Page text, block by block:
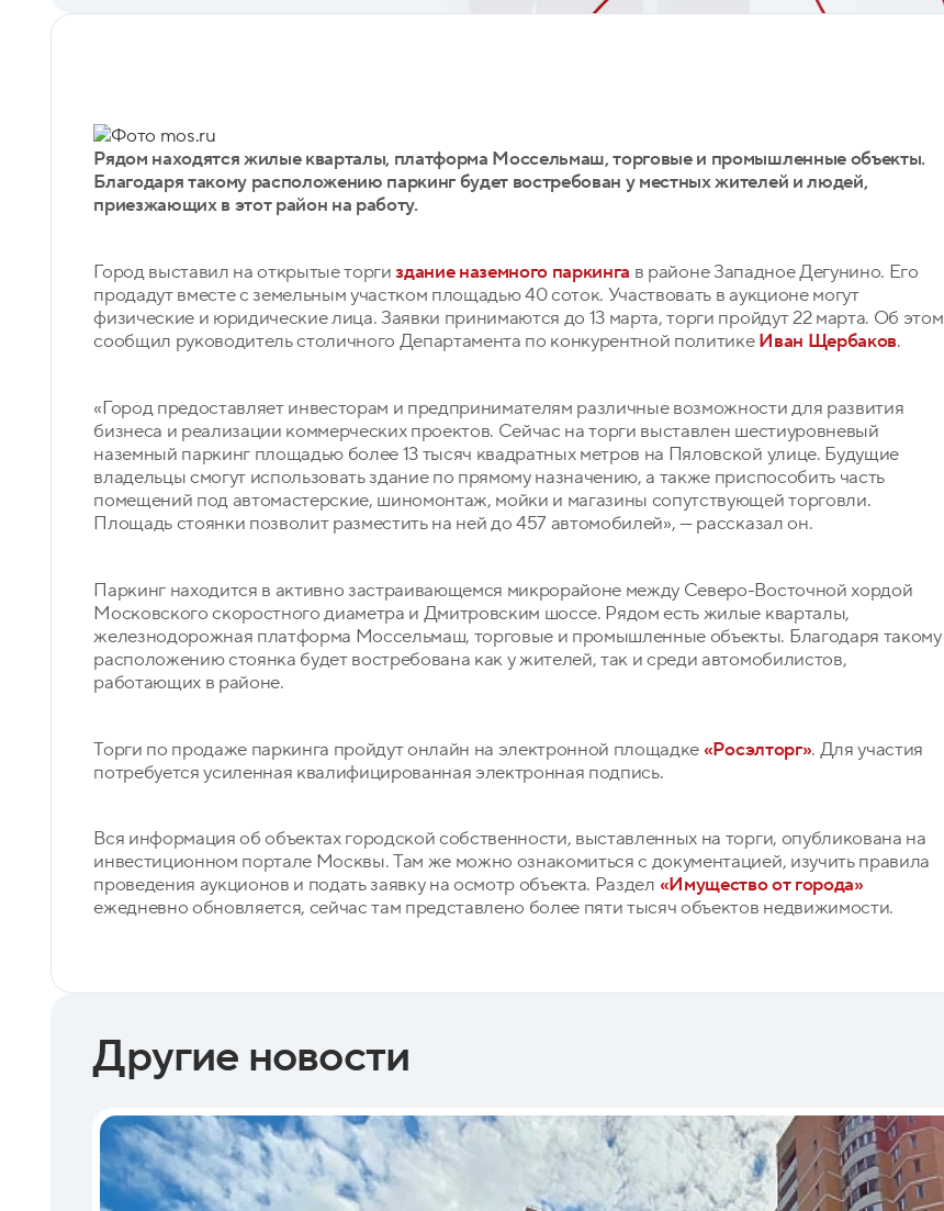
Фото mos.ru
Рядом находятся жилые кварталы, платформа Моссельмаш, торговые и промышленные объекты.
Благодаря такому расположению паркинг будет востребован у местных жителей и людей,
приезжающих в этот район на работу.
Город выставил на открытые торгиздание наземного паркинга в районе Западное Дегунино. Его
продадут вместе с земельным участком площадью 40 соток. Участвовать в аукционе могут
физические и юридические лица. Заявки принимаются до 13 марта, торги пройдут 22 марта. Об этом
сообщил руководитель столичного Департамента по конкурентной политикеИван Щербаков.
«Город предоставляет инвесторам и предпринимателям различные возможности для развития
бизнеса и реализации коммерческих проектов. Сейчас на торги выставлен шестиуровневый
наземный паркинг площадью более 13 тысяч квадратных метров на Пяловской улице. Будущие
владельцы смогут использовать здание по прямому назначению, а также приспособить часть
помещений под автомастерские, шиномонтаж, мойки и магазины сопутствующей торговли.
Площадь стоянки позволит разместить на ней до 457 автомобилей», — рассказал он.
Паркинг находится в активно застраивающемся микрорайоне между Северо-Восточной хордой
Московского скоростного диаметра и Дмитровским шоссе. Рядом есть жилые кварталы,
железнодорожная платформа Моссельмаш, торговые и промышленные объекты. Благодаря такому
расположению стоянка будет востребована как у жителей, так и среди автомобилистов,
работающих в районе.
Торги по продаже паркинга пройдут онлайн на электронной площадке «Росэлторг». Для участия
потребуется усиленная квалифицированная электронная подпись.
Вся информация об объектах городской собственности, выставленных на торги, опубликована на
инвестиционном портале Москвы. Там же можно ознакомиться с документацией, изучить правила
проведения аукционов и подать заявку на осмотр объекта. Раздел «Имущество от города»
ежедневно обновляется, сейчас там представлено более пяти тысяч объектов недвижимости.
Другие новости